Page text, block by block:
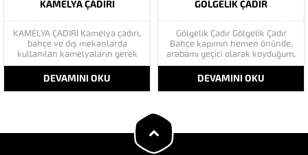
KAMELYA ÇADIRI
KAMELYA ÇADIRI Kamelya çadırı,
bahçe ve dış mekanlarda
kullanılan kamelyaların gerek
üzerine gerekse komple
kamelya şeklinde yek bir
kamelya şeklinde yapılan
branda çeşididir. Kamelya
branda kumaş kullanarak son...
DEVAMINI OKU
GÖLGELIK ÇADIR
Gölgelik Çadır Gölgelik Çadır
Bahçe kapımın hemen önünde,
arabamı geçici olarak koyduğum,
park ettiğim bir kaldırım parçası
var. Bunun yanına gölge yapacak
Çadır veya Tente düşündüm.
Özellikle Afrika veya bazen de
DEVAMINI OKU